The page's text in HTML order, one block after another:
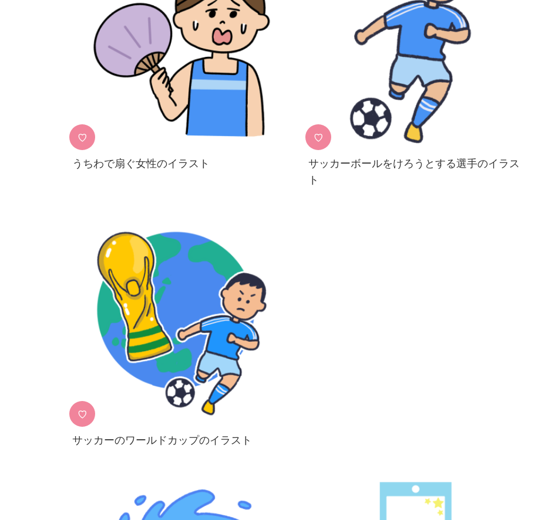
♡
うちわで扇ぐ女性のイラスト
♡
サッカーボールをけろうとする選手のイラス
ト
♡
サッカーのワールドカップのイラスト